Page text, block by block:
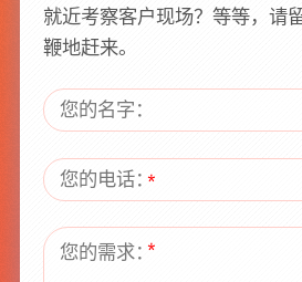
就近考察客户现场？等等，请
鞭地赶来。